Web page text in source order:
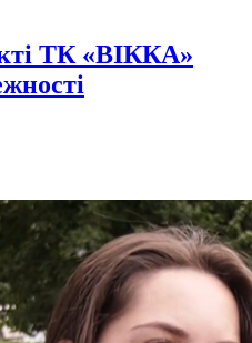
ТК «ВІККА»